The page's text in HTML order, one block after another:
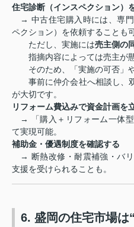
住宅診断（インスペクション）
→ 中古住宅購入時には、専門
ペクション）を依頼することも
ただし、実施には売主側の
指摘内容によっては売主が懸
そのため、「実施の可否」や
事前に仲介会社へ相談し、
が大切です。
リフォーム費込みで資金計画を
→ 「購入＋リフォーム一体型
て実現可能。
補助金・優遇制度を確認する
→ 断熱改修・耐震補強・バ
支援を受けられることも。
6. 盛岡の住宅市場は